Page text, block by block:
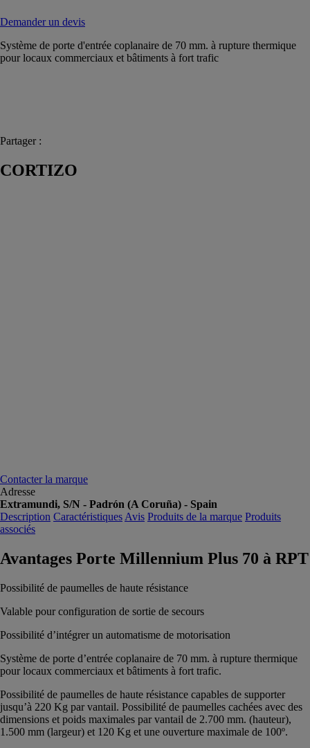
Demander un devis
Système de porte d'entrée coplanaire de 70 mm. à rupture thermique
pour locaux commerciaux et bâtiments à fort trafic
Partager :
CORTIZO
Contacter la marque
Adresse
Extramundi, S/N - Padrón (A Coruña) - Spain
Description Caractéristiques Avis Produits de la marque Produits
associés
Avantages Porte Millennium Plus 70 à RPT
Possibilité de paumelles de haute résistance
Valable pour configuration de sortie de secours
Possibilité d’intégrer un automatisme de motorisation
Système de porte d’entrée coplanaire de 70 mm. à rupture thermique
pour locaux commerciaux et bâtiments à fort trafic.
Possibilité de paumelles de haute résistance capables de supporter
jusqu’à 220 Kg par vantail. Possibilité de paumelles cachées avec des
dimensions et poids maximales par vantail de 2.700 mm. (hauteur),
1.500 mm (largeur) et 120 Kg et une ouverture maximale de 100º.